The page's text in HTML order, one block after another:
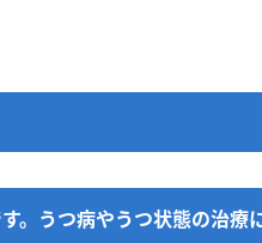
。うつ病やうつ状態の治